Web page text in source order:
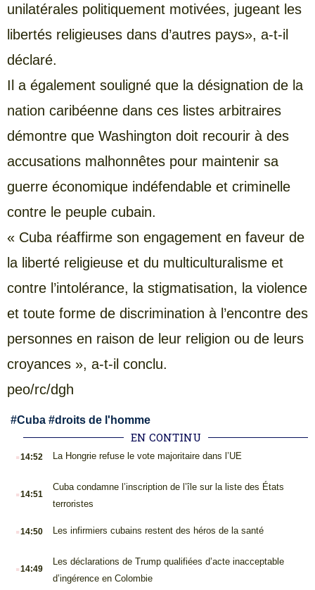
unilatérales politiquement motivées, jugeant les
libertés religieuses dans d’autres pays», a-t-il
déclaré.
Il a également souligné que la désignation de la
nation caribéenne dans ces listes arbitraires
démontre que Washington doit recourir à des
accusations malhonnêtes pour maintenir sa
guerre économique indéfendable et criminelle
contre le peuple cubain.
« Cuba réaffirme son engagement en faveur de
la liberté religieuse et du multiculturalisme et
contre l’intolérance, la stigmatisation, la violence
et toute forme de discrimination à l’encontre des
personnes en raison de leur religion ou de leurs
croyances », a-t-il conclu.
peo/rc/dgh
#Cuba #droits de l'homme
EN CONTINU
.14:52 La Hongrie refuse le vote majoritaire dans l’UE
.14:51
Cuba condamne l’inscription de l’île sur la liste des États
terroristes
.14:50 Les infirmiers cubains restent des héros de la santé
.14:49
Les déclarations de Trump qualifiées d’acte inacceptable
d’ingérence en Colombie